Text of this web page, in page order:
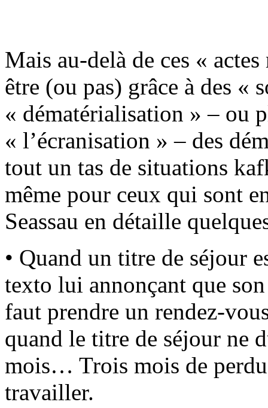
Mais au-delà de ces «
être (ou pas) grâce à des «
« dématérialisation » – ou
« l’écranisation » – des
tout un tas de situations
même pour ceux qui sont
Seassau en détaille
• Quand un titre de séjour
texto lui annonçant que
faut prendre un rendez-
quand le titre de séjour ne
mois… Trois mois de
travailler.